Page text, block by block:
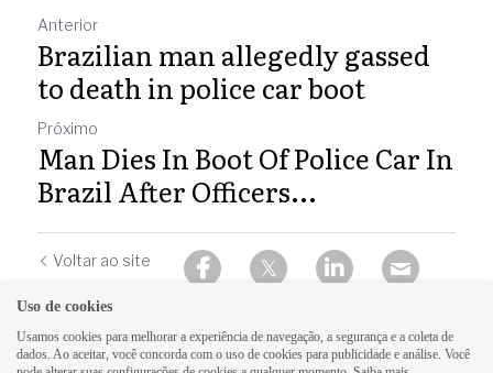
Anterior
Brazilian man allegedly gassed
to death in police car boot
Próximo
Man Dies In Boot Of Police Car In
Brazil After Officers...
Voltar ao site
Uso de cookies
Usamos cookies para melhorar a experiência de navegação, a segurança e a coleta de
dados. Ao aceitar, você concorda com o uso de cookies para publicidade e análise. Você